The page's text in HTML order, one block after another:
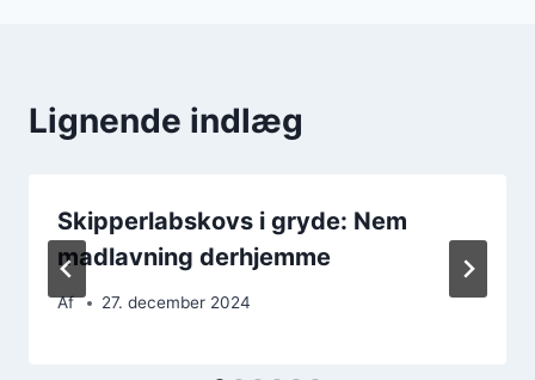
Lignende indlæg
Skipperlabskovs i gryde: Nem
madlavning derhjemme
Af 27. december 2024